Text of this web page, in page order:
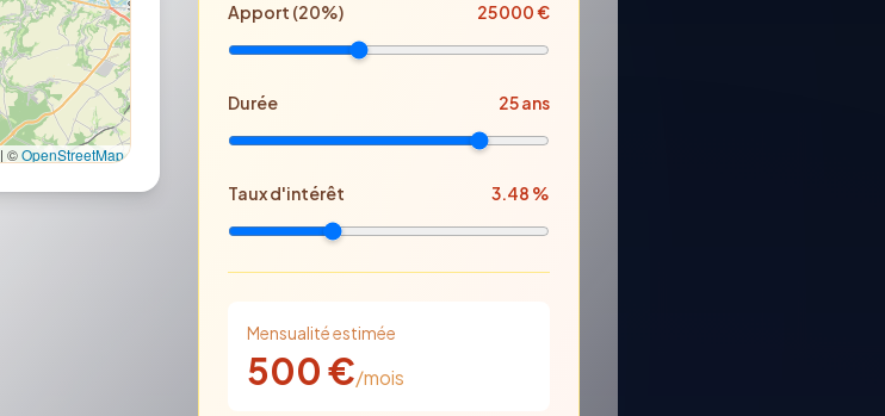
| ©OpenStreetMap
Apport (20%) 25 000€
Durée 25ans
Taux d'intérêt 3.48 %
Mensualité estimée
500€/mois